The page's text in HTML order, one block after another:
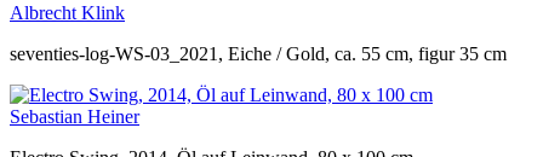
Albrecht Klink
seventies-log-WS-03_2021, Eiche / Gold, ca. 55 cm, figur 35 cm
Sebastian Heiner